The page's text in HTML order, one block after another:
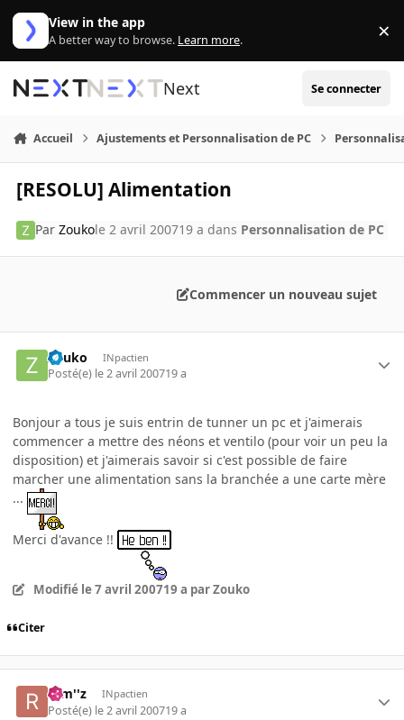
Aller au contenu
View in the app
A better way to browse. Learn more. ×
Next Se connecter
Accueil Ajustements et Personnalisation de PC
[RESOLU] Alimentation
ParZoukole 2 avril 200719 a dans Personnalisation de PC
Commencer un nouveau sujet
Zouko INpactien
Posté(e) le 2 avril 200719 a
Bonjour a tous je suis entrin de tunner un pc et j'aimerais
commencer a mettre des néons et ventilo (pour voir un peu la
disposition) et j'aimerais savoir si c'est possible de faire
marcher une alimentation sans la branchée a une carte mère
...
Merci d'avance !!
Modifié le 7 avril 200719 a par Zouko
Citer
rem''z INpactien
Posté(e) le 2 avril 200719 a